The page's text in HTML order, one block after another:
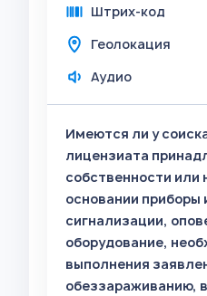
Штрих-код
Геолокация
Аудио
Имеются ли у
лицензиата
собственности или
основании приборы
сигнализации,
оборудование,
выполнения
обеззараживанию,